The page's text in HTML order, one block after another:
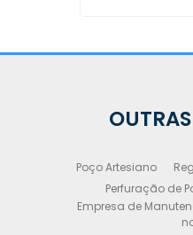
OUTRAS
Poço Artesiano
Perfuração de
Empresa de